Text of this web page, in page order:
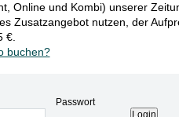
Online und Kombi) unserer
Zusatzangebot nutzen, der
€.
buchen?
Passwort